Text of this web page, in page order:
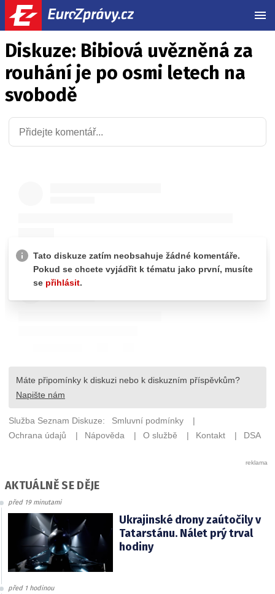
Diskuze: Bibiová uvězněná za
rouhání je po osmi letech na
svobodě
AKTUÁLNĚ SE DĚJE
před 19 minutami
Ukrajinské drony zaútočily v
Tatarstánu. Nálet prý trval
hodiny
před 1 hodinou